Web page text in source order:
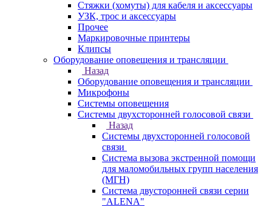
Стяжки (хомуты) для кабеля и аксессуары
УЗК, трос и аксессуары
Прочее
Маркировочные принтеры
Клипсы
Оборудование оповещения и трансляции
Назад
Оборудование оповещения и трансляции
Микрофоны
Системы оповещения
Системы двухсторонней голосовой связи
Назад
Системы двухсторонней голосовой
связи
Система вызова экстренной помощи
для маломобильных групп населения
(МГН)
Система двусторонней связи серии
"ALENA"